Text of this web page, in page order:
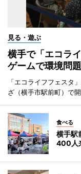
見る・遊ぶ
横手で「エコラ
ゲームで環境問
「エコライフフェスタ
ざ（横手市駅前町）で開
食べる
横手駅
400人